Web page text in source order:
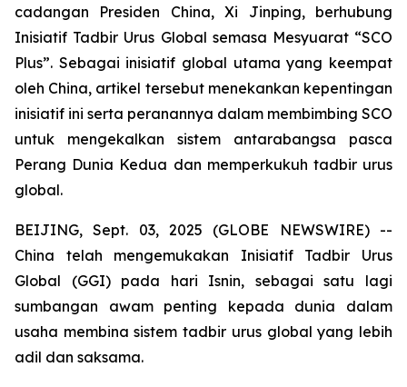
cadangan Presiden China, Xi Jinping, berhubung
Inisiatif Tadbir Urus Global semasa Mesyuarat “SCO
Plus”. Sebagai inisiatif global utama yang keempat
oleh China, artikel tersebut menekankan kepentingan
inisiatif ini serta peranannya dalam membimbing SCO
untuk mengekalkan sistem antarabangsa pasca
Perang Dunia Kedua dan memperkukuh tadbir urus
global.
BEIJING, Sept. 03, 2025 (GLOBE NEWSWIRE) --
China telah mengemukakan Inisiatif Tadbir Urus
Global (GGI) pada hari Isnin, sebagai satu lagi
sumbangan awam penting kepada dunia dalam
usaha membina sistem tadbir urus global yang lebih
adil dan saksama.